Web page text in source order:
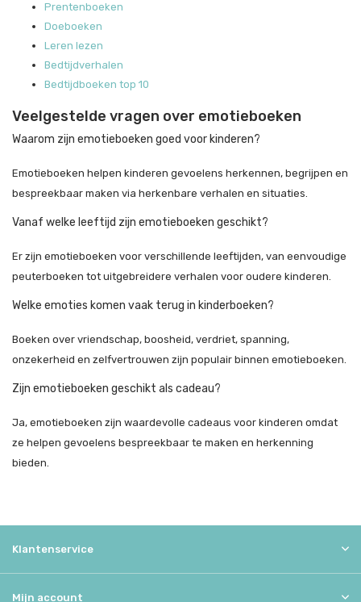
Prentenboeken
Doeboeken
Leren lezen
Bedtijdverhalen
Bedtijdboeken top 10
Veelgestelde vragen over emotieboeken
Waarom zijn emotieboeken goed voor kinderen?
Emotieboeken helpen kinderen gevoelens herkennen, begrijpen en
bespreekbaar maken via herkenbare verhalen en situaties.
Vanaf welke leeftijd zijn emotieboeken geschikt?
Er zijn emotieboeken voor verschillende leeftijden, van eenvoudige
peuterboeken tot uitgebreidere verhalen voor oudere kinderen.
Welke emoties komen vaak terug in kinderboeken?
Boeken over vriendschap, boosheid, verdriet, spanning,
onzekerheid en zelfvertrouwen zijn populair binnen emotieboeken.
Zijn emotieboeken geschikt als cadeau?
Ja, emotieboeken zijn waardevolle cadeaus voor kinderen omdat
ze helpen gevoelens bespreekbaar te maken en herkenning
bieden.
Klantenservice
Mijn account